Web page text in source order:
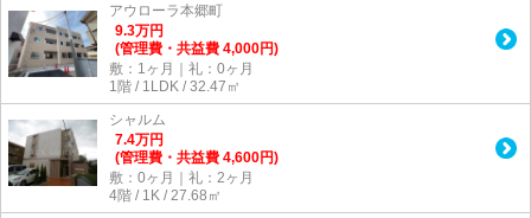
アウローラ本郷町
9.3万円
(管理費・共益費 4,000円)
敷：1ヶ月｜礼：0ヶ月
1階 / 1LDK / 32.47㎡
シャルム
7.4万円
(管理費・共益費 4,600円)
敷：0ヶ月｜礼：2ヶ月
4階 / 1K / 27.68㎡